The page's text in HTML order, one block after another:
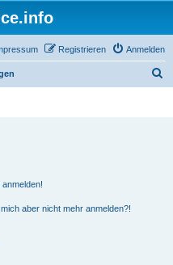
Anmelden
Registrieren
aber nicht mehr anmelden?!